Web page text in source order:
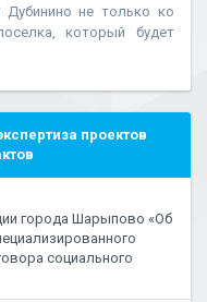
не только ко
который будет
проектов
города Шарыпово «Об
социального